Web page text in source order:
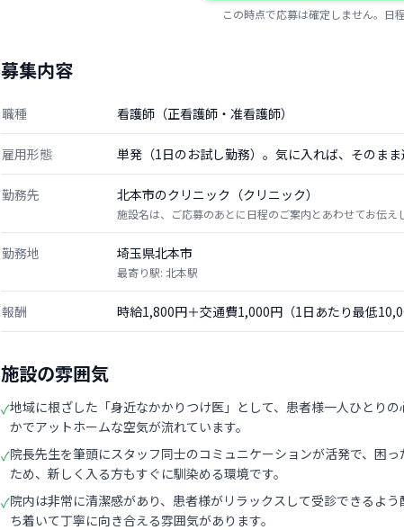
この時点で応募は確定しません。日
募集内容
職種 看護師（正看護師・准看護師）
雇用形態 単発（1日のお試し勤務）。気に入れば、そのま
勤務先 北本市のクリニック（クリニック）
施設名は、ご応募のあとに日程のご案内とあわせてお伝え
勤務地 埼玉県北本市
最寄り駅: 北本駅
報酬 時給1,800円＋交通費1,000円（1日あたり最低
施設の雰囲気
✓地域に根ざした「身近なかかりつけ医」として、患者様一人ひとり
かでアットホームな空気が流れています。
✓院長先生を筆頭にスタッフ同士のコミュニケーションが活発で、困
ため、新しく入る方もすぐに馴染める環境です。
✓院内は非常に清潔感があり、患者様がリラックスして受診できるよ
ち着いて丁寧に向き合える雰囲気があります。